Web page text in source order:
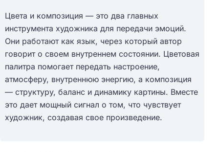
Цвета и композиция — это два главных
инструмента художника для передачи эмоций.
Они работают как язык, через который автор
говорит о своем внутреннем состоянии. Цветовая
палитра помогает передать настроение,
атмосферу, внутреннюю энергию, а композиция
— структуру, баланс и динамику картины. Вместе
это дает мощный сигнал о том, что чувствует
художник, создавая свое произведение.